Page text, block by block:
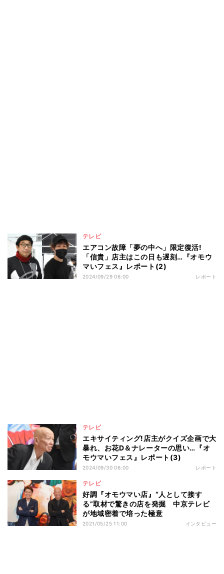
テレビ
エアコン故障「夢の中へ」限定復活!
「信貴」店主はこの日も遅刻…『オモウ
マいフェス』レポート(2)
2024/09/29 06:00 レポート
テレビ
エキサイティング!店主がクイズ企画で大
暴れ、お花D＆ナレーターの思い…『オ
モウマいフェス』レポート(3)
2024/09/30 06:00 レポート
テレビ
好調『オモウマい店』“人として接す
る”取材で驚きの店を発掘 中京テレビ
が地域密着で培った極意
2021/05/25 11:00 インタビュー